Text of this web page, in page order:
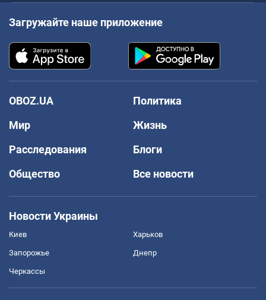
Загружайте наше приложение
OBOZ.UA
Политика
Мир
Жизнь
Расследования
Блоги
Общество
Все новости
Новости Украины
Киев Харьков
Запорожье Днепр
Черкассы